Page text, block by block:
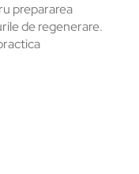
prepararea
de regenerare.